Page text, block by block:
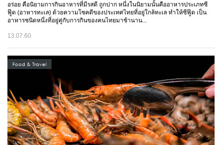
อร่อย คือนิยามการกินอาหารที่มีรสดี ถูกปาก หนึ่งในนิยามนั้นคืออาหารประเภทซี
ฟู๊ด (อาหารทะเล) ด้วยความโชคดีของประเทศไทยที่อยู่ใกล้ทะเล ทำให้ซีฟู๊ด เป็น
อาหารชนิดหนึ่งที่อยู่คู่กับการกินของคนไทยมาช้านาน...
13.07.60
Food & Travel